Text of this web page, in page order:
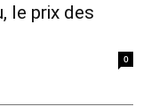
le prix des
0